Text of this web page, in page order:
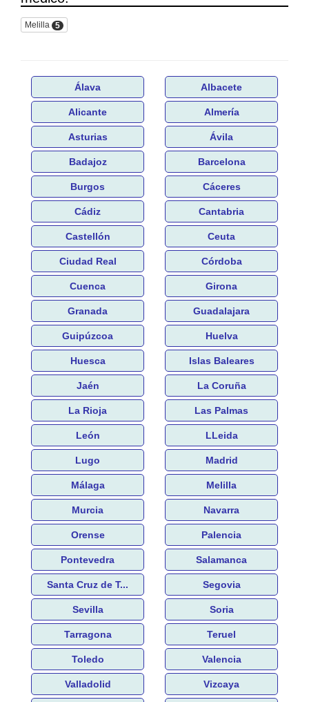
Melilla 5
Álava Albacete
Alicante Almería
Asturias Ávila
Badajoz Barcelona
Burgos Cáceres
Cádiz Cantabria
Castellón Ceuta
Ciudad Real Córdoba
Cuenca Girona
Granada Guadalajara
Guipúzcoa Huelva
Huesca Islas Baleares
Jaén La Coruña
La Rioja Las Palmas
León LLeida
Lugo Madrid
Málaga Melilla
Murcia Navarra
Orense Palencia
Pontevedra Salamanca
Santa Cruz de T... Segovia
Sevilla Soria
Tarragona Teruel
Toledo Valencia
Valladolid Vizcaya